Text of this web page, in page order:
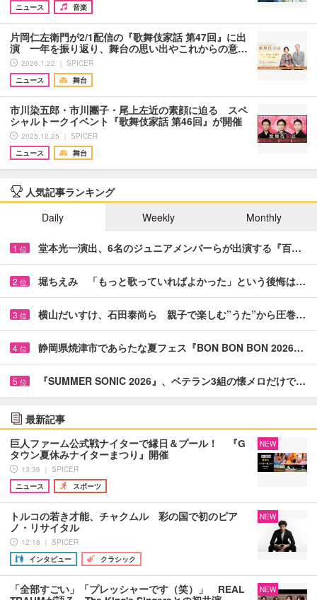
ニュース 音楽
片岡仁左衛門が2/1配信の『歌舞伎家話 第47回』に出
演 一年を振り返り、舞台の思い出やこれからの意…
2026.1.22 ｜ SPICER
ニュース
舞台
市川染五郎・市川團子・尾上左近の素顔に迫る スペ
シャルトークイベント『歌舞伎家話 第46回』が開催
2025.12.25 ｜ SPICER
ニュース
舞台
人気記事ランキング
Daily
Weekly Monthly
1 位 堂本光一演出、6名のジュニアメンバーらが出演する『百…
2 位 堀ちえみ 「もっと歌っていればよかった」という後悔は…
3 位 横山だいすけ、石田泰尚ら 親子で楽しむ”うた”から圧巻…
4 位 静岡県焼津市であらたな夏フェス『BON BON BON 2026…
5 位 『SUMMER SONIC 2026』、ベテラン3組の懐メロだけで…
最新記事
巨人ファーム公式戦ナイターで縁日＆プール！ 『G
タウン夏休みナイターまつり』開催
13:36 ｜ SPICER
ニュース
スポーツ
NEW
トルコの若き才能、チャクムル 彩の国で初のピア
ノ・リサイタル
12:18 ｜ SPICER
インタビュー
クラシック
NEW
「全部すごい」「プレッシャーです（笑）」 REAL
NEW